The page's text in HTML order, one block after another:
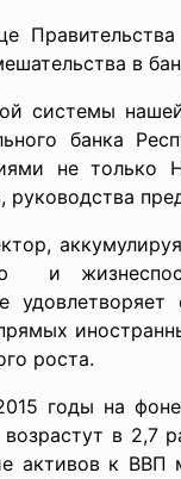
в
системы
банка
не только
и
роста.
годы на
в
активов к